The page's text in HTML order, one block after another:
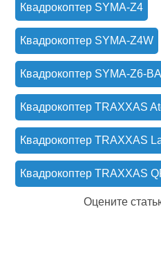
Квадрокоптер SYMA-Z4
Квадрокоптер SYMA-Z4W
Квадрокоптер SYMA-Z6-
Квадрокоптер TRAXXAS
Квадрокоптер TRAXXAS
Квадрокоптер TRAXXAS
Оцените